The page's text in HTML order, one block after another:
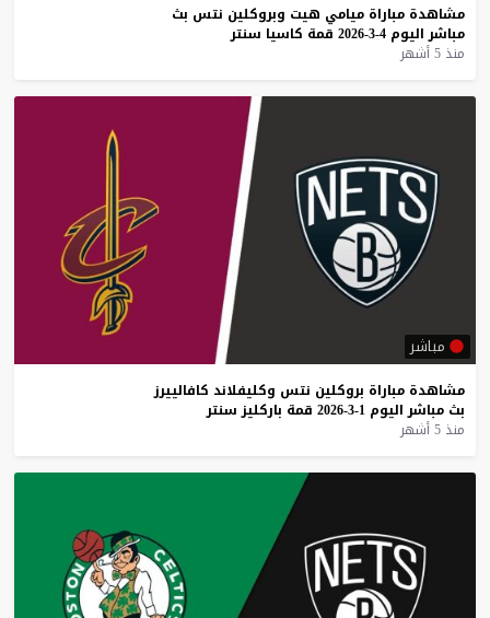
مشاهدة مباراة ميامي هيت وبروكلين نتس بث
مباشر اليوم 4-3-2026 قمة كاسيا سنتر
منذ 5 أشهر
مباشر
مشاهدة مباراة بروكلين نتس وكليفلاند كافالييرز
بث مباشر اليوم 1-3-2026 قمة باركليز سنتر
منذ 5 أشهر